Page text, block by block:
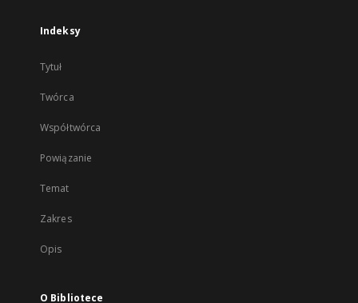
Indeksy
Tytuł
Twórca
Współtwórca
Powiązanie
Temat
Zakres
Opis
O Bibliotece